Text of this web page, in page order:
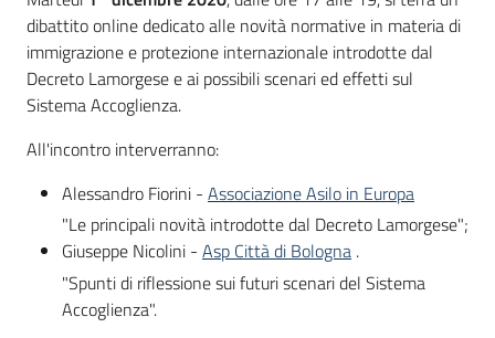
dibattito online dedicato alle novità normative in materia di
immigrazione e protezione internazionale introdotte dal
Decreto Lamorgese e ai possibili scenari ed effetti sul
Sistema Accoglienza.
All'incontro interverranno:
Alessandro Fiorini - Associazione Asilo in Europa
"Le principali novità introdotte dal Decreto Lamorgese";
Giuseppe Nicolini - Asp Città di Bologna .
"Spunti di riflessione sui futuri scenari del Sistema
Accoglienza".